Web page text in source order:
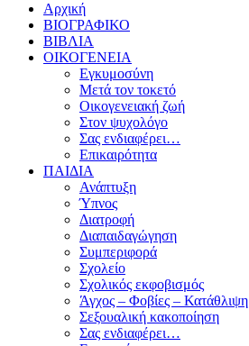
Αρχική
ΒΙΟΓΡΑΦΙΚΟ
ΒΙΒΛΙΑ
ΟΙΚΟΓΕΝΕΙΑ
Εγκυμοσύνη
Μετά τον τοκετό
Οικογενειακή ζωή
Στον ψυχολόγο
Σας ενδιαφέρει…
Επικαιρότητα
ΠΑΙΔΙΑ
Ανάπτυξη
Ύπνος
Διατροφή
Διαπαιδαγώγηση
Συμπεριφορά
Σχολείο
Σχολικός εκφοβισμός
Άγχος – Φοβίες – Κατάθλιψη
Σεξουαλική κακοποίηση
Σας ενδιαφέρει…